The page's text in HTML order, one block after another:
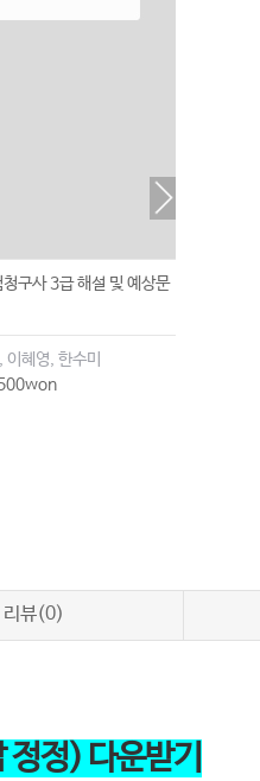
구사 3급 해설 및 예상문
혜영, 한수미
리뷰(0)
정) 다운받기